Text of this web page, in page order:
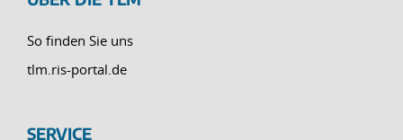
So finden Sie uns
tlm.ris-portal.de
SERVICE